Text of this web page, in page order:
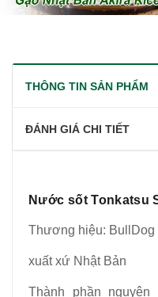
THÔNG TIN SẢN PHẨM
ĐÁNH GIÁ CHI TIẾT
Nước sốt Tonkatsu
Thương hiệu: BullDog
xuất xứ Nhật Bản
Thành phần